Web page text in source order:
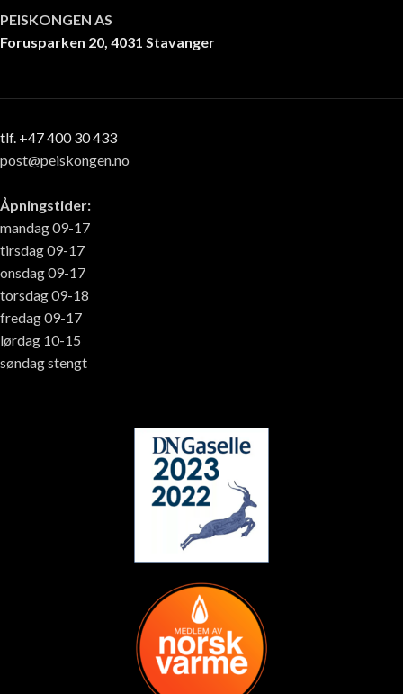
PEISKONGEN AS
Forusparken 20, 4031 Stavanger
tlf. +47 400 30 433
post@peiskongen.no
Åpningstider:
mandag 09-17
tirsdag 09-17
onsdag 09-17
torsdag 09-18
fredag 09-17
lørdag 10-15
søndag stengt